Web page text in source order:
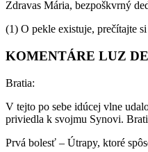
Zdravas Mária, bezpoškvrný
(1) O pekle existuje, prečítajte
KOMENTÁRE LUZ
Bratia:
V tejto po sebe idúcej vlne
priviedla k svojmu Synovi.
Prvá bolesť – Útrapy, ktoré